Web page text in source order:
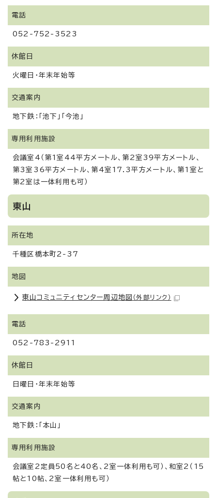
電話
052-752-3523
休館日
火曜日・年末年始等
交通案内
地下鉄：「池下」「今池」
専用利用施設
会議室4（第1室44平方メートル、第2室39平方メートル、
第3室36平方メートル、第4室17.3平方メートル、第1室と
第2室は一体利用も可）
東山
所在地
千種区橋本町2-37
地図
東山コミュニティセンター周辺地図 （外部リンク）
電話
052-783-2911
休館日
日曜日・年末年始等
交通案内
地下鉄：「本山」
専用利用施設
会議室2定員50名と40名、2室一体利用も可）、和室2（15
帖と10帖、2室一体利用も可）